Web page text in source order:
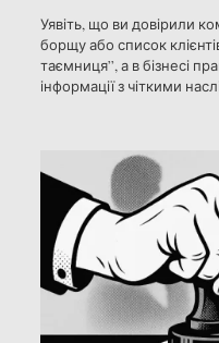
Уявіть, що ви довірили
борщу або список
таємниця”, а в бізнесі
інформації з чіткими